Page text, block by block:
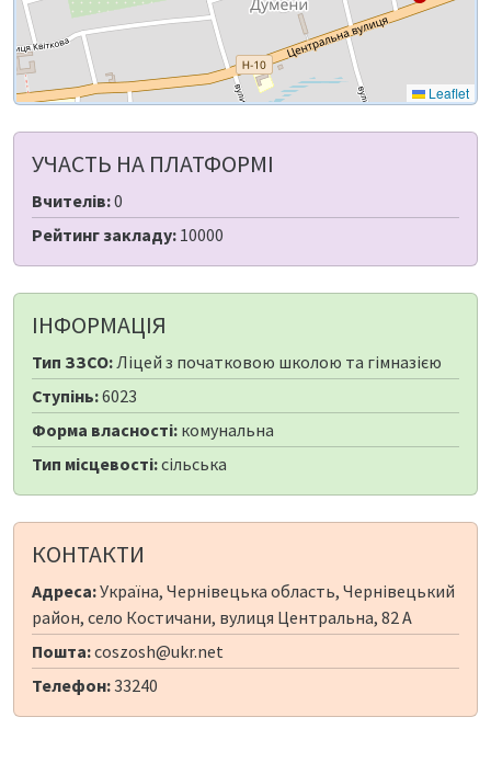
Leaflet
УЧАСТЬ НА ПЛАТФОРМІ
Вчителів:0
Рейтинг закладу: 10000
ІНФОРМАЦІЯ
Тип ЗЗСО:Ліцей з початковою школою та гімназією
Ступінь:6023
Форма власності: комунальна
Тип місцевості:сільська
КОНТАКТИ
Адреса:Україна, Чернівецька область, Чернівецький
район, село Костичани, вулиця Центральна, 82 А
Пошта:coszosh@ukr.net
Телефон:33240